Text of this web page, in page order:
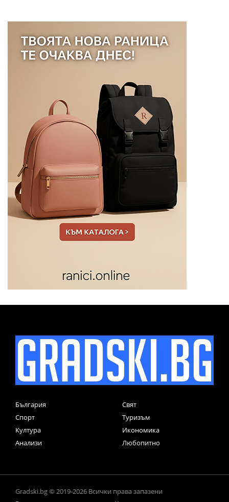
България
Свят
Спорт
Туризъм
Култура
Икономика
Анализи
Любопитно
Gradski.bg © 2019-2026 Всички права запазени